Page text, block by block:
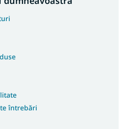
250x350
133x190
133x195
400x400
120x90
120x100
întrebări